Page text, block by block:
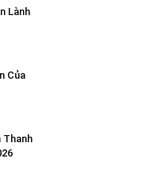
Lành
Của
Thanh